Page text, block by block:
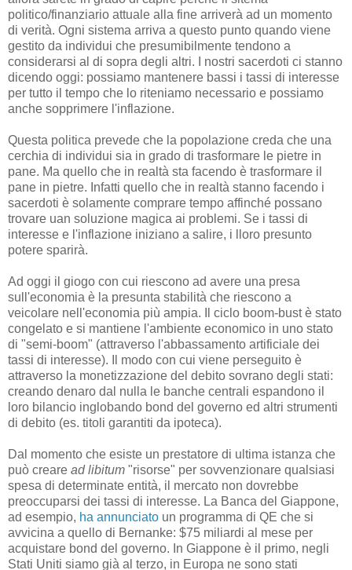
politico/finanziario attuale alla fine arriverà ad un momento
di verità. Ogni sistema arriva a questo punto quando viene
gestito da individui che presumibilmente tendono a
considerarsi al di sopra degli altri. I nostri sacerdoti ci stanno
dicendo oggi: possiamo mantenere bassi i tassi di interesse
per tutto il tempo che lo riteniamo necessario e possiamo
anche sopprimere l'inflazione.
Questa politica prevede che la popolazione creda che una
cerchia di individui sia in grado di trasformare le pietre in
pane. Ma quello che in realtà sta facendo è trasformare il
pane in pietre. Infatti quello che in realtà stanno facendo i
sacerdoti è solamente comprare tempo affinché possano
trovare uan soluzione magica ai problemi. Se i tassi di
interesse e l'inflazione iniziano a salire, i lloro presunto
potere sparirà.
Ad oggi il giogo con cui riescono ad avere una presa
sull'economia è la presunta stabilità che riescono a
veicolare nell'economia più ampia. Il ciclo boom-bust è stato
congelato e si mantiene l'ambiente economico in uno stato
di "semi-boom" (attraverso l'abbassamento artificiale dei
tassi di interesse). Il modo con cui viene perseguito è
attraverso la monetizzazione del debito sovrano degli stati:
creando denaro dal nulla le banche centrali espandono il
loro bilancio inglobando bond del governo ed altri strumenti
di debito (es. titoli garantiti da ipoteca).
Dal momento che esiste un prestatore di ultima istanza che
può creare ad libitum "risorse" per sovvenzionare qualsiasi
spesa di determinate entità, il mercato non dovrebbe
preoccuparsi dei tassi di interesse. La Banca del Giappone,
ad esempio, ha annunciato un programma di QE che si
avvicina a quello di Bernanke: $75 miliardi al mese per
acquistare bond del governo. In Giappone è il primo, negli
Stati Uniti siamo già al terzo, in Europa ne sono stati